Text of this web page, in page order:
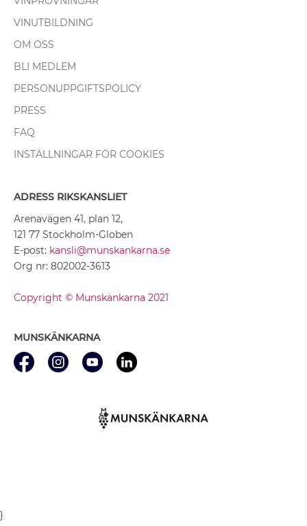
VINUTBILDNING
OM OSS
BLI MEDLEM
PERSONUPPGIFTSPOLICY
PRESS
FAQ
INSTÄLLNINGAR FÖR COOKIES
ADRESS RIKSKANSLIET
Arenavägen 41, plan 12,
121 77 Stockholm-Globen
E-post: kansli@munskankarna.se
Org nr: 802002-3613
Copyright © Munskänkarna 2021
MUNSKÄNKARNA
}